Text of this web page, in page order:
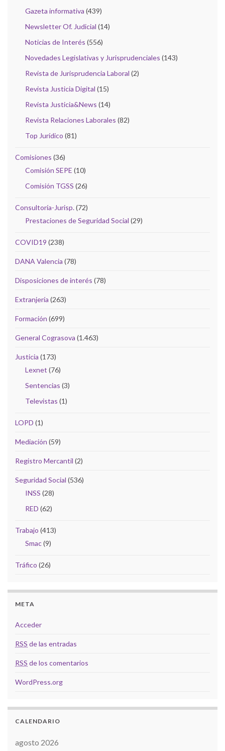
Gazeta informativa (439)
Newsletter Of. Judicial (14)
Noticias de Interés (556)
Novedades Legislativas y Jurisprudenciales (143)
Revista de Jurisprudencia Laboral (2)
Revista Justicia Digital (15)
Revista Justicia&News (14)
Revista Relaciones Laborales (82)
Top Jurídico (81)
Comisiones (36)
Comisión SEPE (10)
Comisión TGSS (26)
Consultoría-Jurisp.(72)
Prestaciones de Seguridad Social (29)
COVID19 (238)
DANA Valencia (78)
Disposiciones de interés (78)
Extranjería (263)
Formación (699)
General Cograsova (1.463)
Justicia (173)
Lexnet (76)
Sentencias (3)
Televistas (1)
LOPD (1)
Mediación (59)
Registro Mercantil (2)
Seguridad Social (536)
INSS (28)
RED (62)
Trabajo (413)
Smac(9)
Tráfico (26)
META
Acceder
RSS de las entradas
RSS de los comentarios
WordPress.org
CALENDARIO
agosto 2026